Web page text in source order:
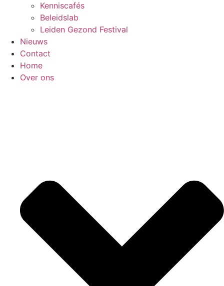
Kenniscafés
Beleidslab
Leiden Gezond Festival
Nieuws
Contact
Home
Over ons